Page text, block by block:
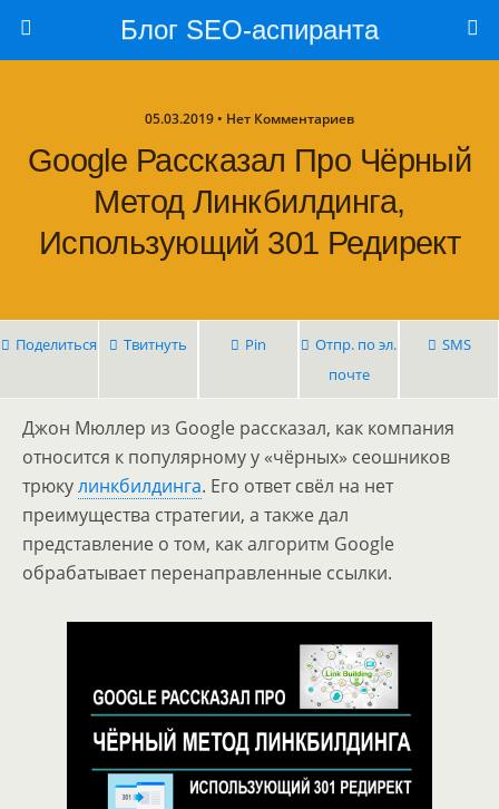
Блог SEO-аспиранта
05.03.2019 • Нет Комментариев
Google Рассказал Про Чёрный
Метод Линкбилдинга,
Использующий 301 Редирект
Поделиться Твитнуть Pin
Отпр. по эл.
почте
SMS
Джон Мюллер из Google рассказал, как компания
относится к популярному у «чёрных» сеошников
трюкулинкбилдинга. Его ответ свёл на нет
преимущества стратегии, а также дал
представление о том, как алгоритм Google
обрабатывает перенаправленные ссылки.